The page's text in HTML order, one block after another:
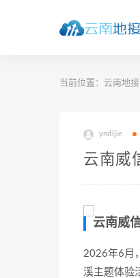
当前位置： 云南地接
yndijie
云南威
云南威
2026年6月
溪主题体验